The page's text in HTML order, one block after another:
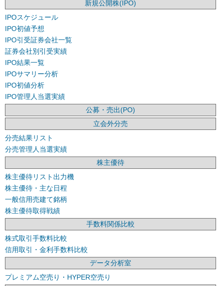
新規公開株(IPO)
IPOスケジュール
IPO初値予想
IPO引受証券会社一覧
証券会社別引受実績
IPO結果一覧
IPOサマリー分析
IPO初値分析
IPO管理人当選実績
公募・売出(PO)
立会外分売
分売結果リスト
分売管理人当選実績
株主優待
株主優待リスト出力機
株主優待・主な日程
一般信用売建て銘柄
株主優待取得戦績
手数料関係比較
株式取引手数料比較
信用取引・金利手数料比較
データ分析室
プレミアム空売り・HYPER空売り